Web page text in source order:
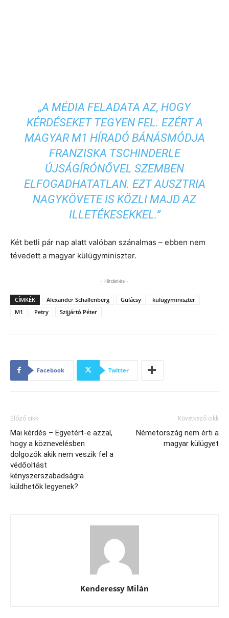
„A MÉDIA FELADATA AZ, HOGY
KÉRDÉSEKET TEGYEN FEL. EZÉRT A
MAGYAR M1 HÍRADÓ BÁNÁSMÓDJA
FRANZISKA TSCHINDERLE
ÚJSÁGÍRÓNŐVEL SZEMBEN
ELFOGADHATATLAN. EZT AUSZTRIA
NAGYKÖVETE IS KÖZLI MAJD AZ
ILLETÉKESEKKEL.”
Két betli pár nap alatt valóban szánalmas – ebben nem
tévedett a magyar külügyminiszter.
- Hirdetés -
CÍMKÉK Alexander Schallenberg Gulácsy
külügyminiszter
M1
Petry Szijjártó Péter
Facebook Twitter
Előző cikk
Mai kérdés – Egyetért-e azzal,
hogy a köznevelésben
dolgozók akik nem veszik fel a
védőoltást
kényszerszabadságra
küldhetők legyenek?
Következő cikk
Németország nem érti a
magyar külügyet
Kenderessy Milán